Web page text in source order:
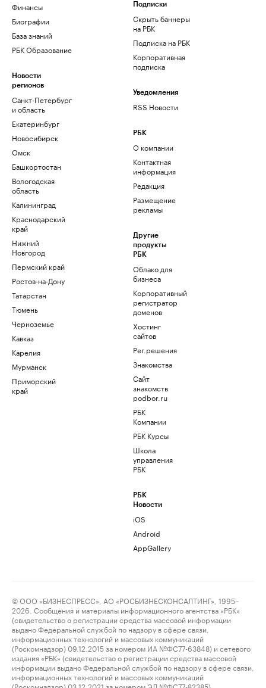
Финансы
Биографии
База знаний
РБК Образование
Новости
регионов
Санкт-Петербург
и область
Екатеринбург
Новосибирск
Омск
Башкортостан
Вологодская
область
Калининград
Краснодарский
край
Нижний
Новгород
Пермский край
Ростов-на-Дону
Татарстан
Тюмень
Черноземье
Кавказ
Карелия
Мурманск
Приморский
край
Подписки
Скрыть баннеры
на РБК
Подписка на РБК
Корпоративная
подписка
Уведомления
RSS Новости
РБК
О компании
Контактная
информация
Редакция
Размещение
рекламы
Другие
продукты
РБК
Облако для
бизнеса
Корпоративный
регистратор
доменов
Хостинг
сайтов
Рег.решения
Знакомства
Сайт
знакомств
podbor.ru
РБК
Компании
РБК Курсы
Школа
управления
РБК
РБК
Новости
iOS
Android
AppGallery
© ООО «БИЗНЕСПРЕСС», АО «РОСБИЗНЕСКОНСАЛТИНГ», 1995–
2026. Сообщения и материалы информационного агентства «РБК»
(свидетельство о регистрации средства массовой информации
выдано Федеральной службой по надзору в сфере связи,
информационных технологий и массовых коммуникаций
(Роскомнадзор) 09.12.2015 за номером ИА №ФС77-63848) и сетевого
издания «РБК» (свидетельство о регистрации средства массовой
информации выдано Федеральной службой по надзору в сфере связи,
информационных технологий и массовых коммуникаций